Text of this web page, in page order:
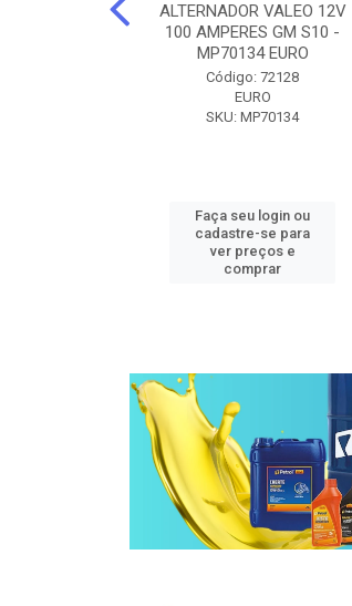
ALTERNADOR VALEO 12V
100 AMPERES GM S10 -
MP70134 EURO
Código: 72128
EURO
SKU: MP70134
Faça seu login ou
cadastre-se para
ver preços e
comprar